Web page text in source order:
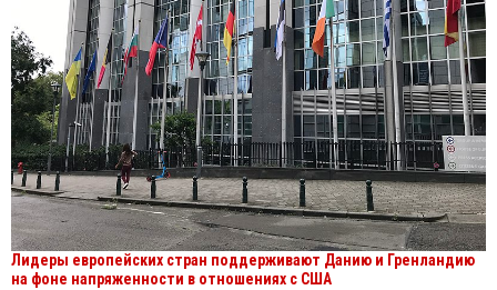
Лидеры европейских стран поддерживают Данию и Гренландию
на фоне напряженности в отношениях с США